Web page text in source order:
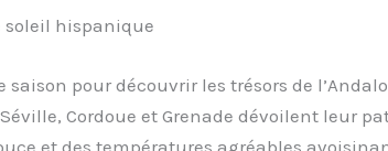
soleil hispanique
pour découvrir les trésors de
Cordoue et Grenade dévoilent leur
et des températures agréables